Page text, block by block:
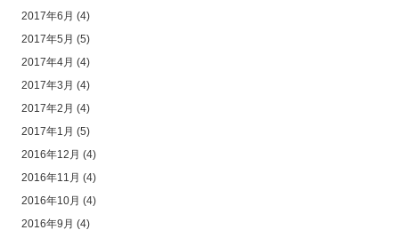
2017年6月 (4)
2017年5月 (5)
2017年4月 (4)
2017年3月 (4)
2017年2月 (4)
2017年1月 (5)
2016年12月 (4)
2016年11月 (4)
2016年10月 (4)
2016年9月 (4)